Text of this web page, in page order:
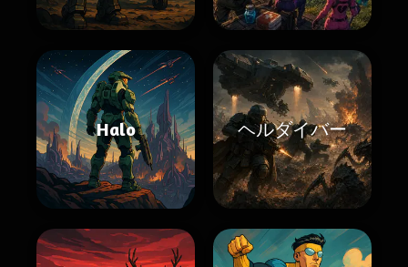
Halo ヘルダイバー